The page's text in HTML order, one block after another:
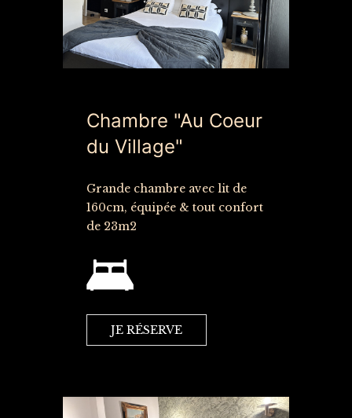
Chambre "Au Coeur
du Village"
Grande chambre avec lit de
160cm, équipée & tout confort
de 23m2
JE RÉSERVE